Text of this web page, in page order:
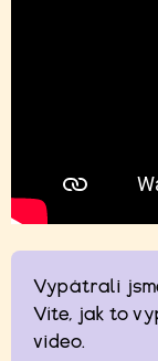
Vypátrali
Víte, jak to
video.